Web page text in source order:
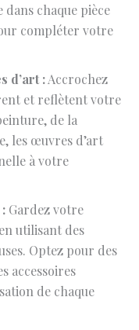
chaque pièce
compléter votre
d’art :Accrochez
et reflètent votre
de la
les œuvres d’art
à votre
Gardez votre
utilisant des
Optez pour des
accessoires
de chaque